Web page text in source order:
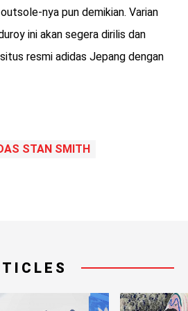
nya pun demikian. Varian
ini akan segera dirilis dan
resmi adidas Jepang dengan
STAN SMITH